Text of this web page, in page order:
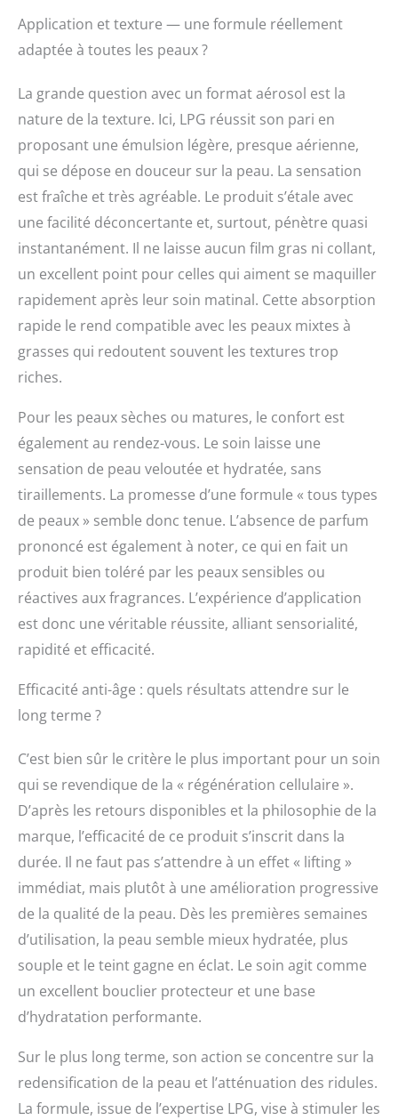
Application et texture — une formule réellement
adaptée à toutes les peaux ?
La grande question avec un format aérosol est la
nature de la texture. Ici, LPG réussit son pari en
proposant une émulsion légère, presque aérienne,
qui se dépose en douceur sur la peau. La sensation
est fraîche et très agréable. Le produit s’étale avec
une facilité déconcertante et, surtout, pénètre quasi
instantanément. Il ne laisse aucun film gras ni collant,
un excellent point pour celles qui aiment se maquiller
rapidement après leur soin matinal. Cette absorption
rapide le rend compatible avec les peaux mixtes à
grasses qui redoutent souvent les textures trop
riches.
Pour les peaux sèches ou matures, le confort est
également au rendez-vous. Le soin laisse une
sensation de peau veloutée et hydratée, sans
tiraillements. La promesse d’une formule « tous types
de peaux » semble donc tenue. L’absence de parfum
prononcé est également à noter, ce qui en fait un
produit bien toléré par les peaux sensibles ou
réactives aux fragrances. L’expérience d’application
est donc une véritable réussite, alliant sensorialité,
rapidité et efficacité.
Efficacité anti-âge : quels résultats attendre sur le
long terme ?
C’est bien sûr le critère le plus important pour un soin
qui se revendique de la « régénération cellulaire ».
D’après les retours disponibles et la philosophie de la
marque, l’efficacité de ce produit s’inscrit dans la
durée. Il ne faut pas s’attendre à un effet « lifting »
immédiat, mais plutôt à une amélioration progressive
de la qualité de la peau. Dès les premières semaines
d’utilisation, la peau semble mieux hydratée, plus
souple et le teint gagne en éclat. Le soin agit comme
un excellent bouclier protecteur et une base
d’hydratation performante.
Sur le plus long terme, son action se concentre sur la
redensification de la peau et l’atténuation des ridules.
La formule, issue de l’expertise LPG, vise à stimuler les